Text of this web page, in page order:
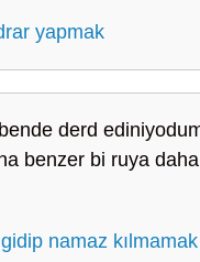
yapmak
derd
benzer bi ruya
namaz kılmamak